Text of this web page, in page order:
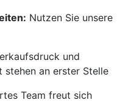
Nutzen Sie unsere
und
an erster Stelle
Team freut sich